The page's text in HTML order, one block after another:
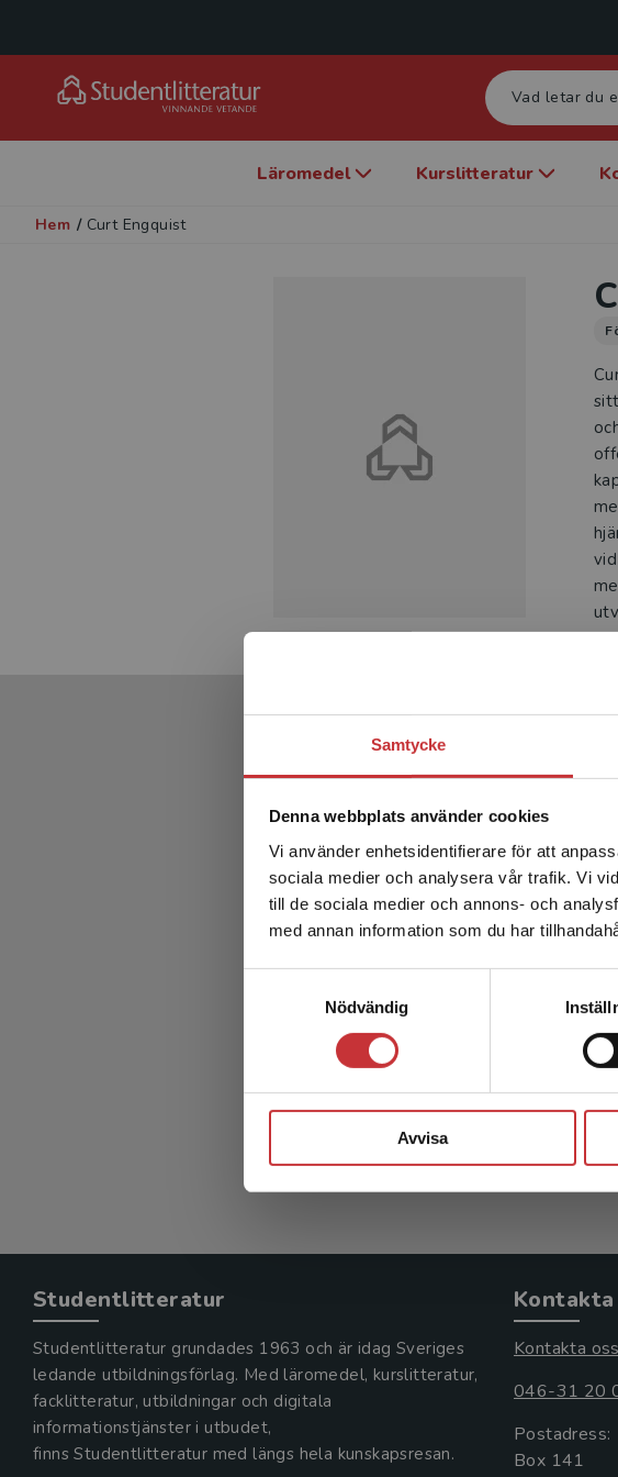
Samtycke
Denna webbplats använder cookies
Vi använder enhetsidentifierare för att
sociala medier och analysera vår trafik. Vi
till de sociala medier och annons- och
med annan information som du har
Nödvändig
Avvisa
Det verkar
enhet
Sverige. För
Läromedel Kurslitteratur
Hem / Curt Engquist
Studentlitteratur
Studentlitteratur grundades 1963 och är idag Sveriges
ledande utbildningsförlag. Med läromedel, kurslitteratur,
facklitteratur, utbildningar och digitala
informationstjänster i utbudet,
finns Studentlitteratur med längs hela kunskapsresan.
Kontakta oss
046-31 20
Postadress:
Box 141